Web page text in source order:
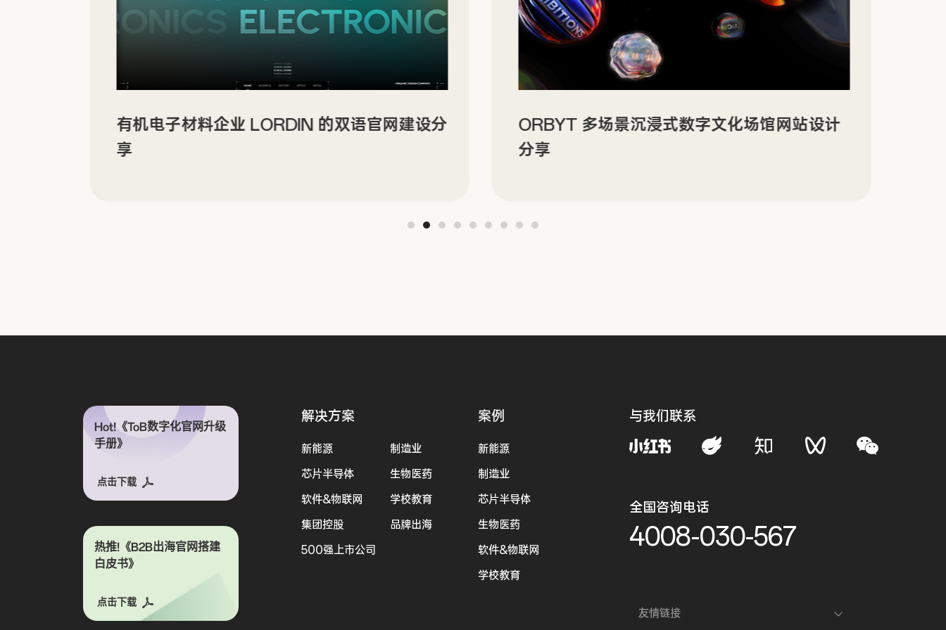
有机电子材料企业 LORDIN 的双语官网建设分
享
ORBYT 多场景沉浸式数字文化场馆网站设计
分享
Hot!《ToB数字化官网升级
手册》
点击下载
热推!《B2B出海官网搭建
白皮书》
点击下载
解决方案
新能源
制造业
芯片半导体
生物医药
软件&物联网
学校教育
集团控股
品牌出海
500强上市公司
案例
新能源
制造业
芯片半导体
生物医药
软件&物联网
学校教育
与我们联系
全国咨询电话
4008-030-567
友情链接